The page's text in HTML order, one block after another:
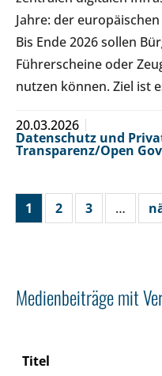
Jahre: der
Bis Ende 2026 sollen
Führerscheine oder
nutzen können. Ziel ist
20.03.2026
Datenschutz und
Transparenz/Open
1 2 3 …
Medienbeiträge mit
Titel